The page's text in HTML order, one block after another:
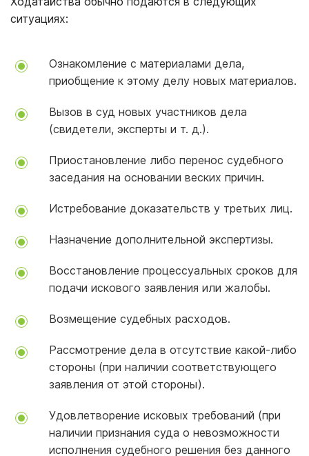
ситуациях:
Ознакомление с материалами дела,
приобщение к этому делу новых материалов.
Вызов в суд новых участников дела
(свидетели, эксперты и т. д.).
Приостановление либо перенос судебного
заседания на основании веских причин.
Истребование доказательств у третьих лиц.
Назначение дополнительной экспертизы.
Восстановление процессуальных сроков для
подачи искового заявления или жалобы.
Возмещение судебных расходов.
Рассмотрение дела в отсутствие какой-либо
стороны (при наличии соответствующего
заявления от этой стороны).
Удовлетворение исковых требований (при
наличии признания суда о невозможности
исполнения судебного решения без данного